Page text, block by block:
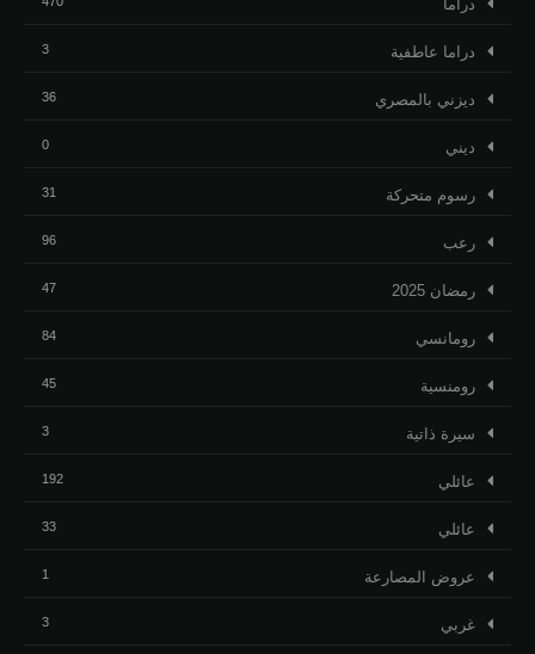
دراما
دراما عاطفية 3
ديزني بالمصري 36
ديني 0
رسوم متحركة 31
رعب 96
رمضان 2025 47
رومانسي 84
رومنسية 45
ﺳﻴﺮﺓ ﺫاﺗﻴﺔ 3
عائلي 192
عائلي 33
عروض المصارعة 1
غربي 3